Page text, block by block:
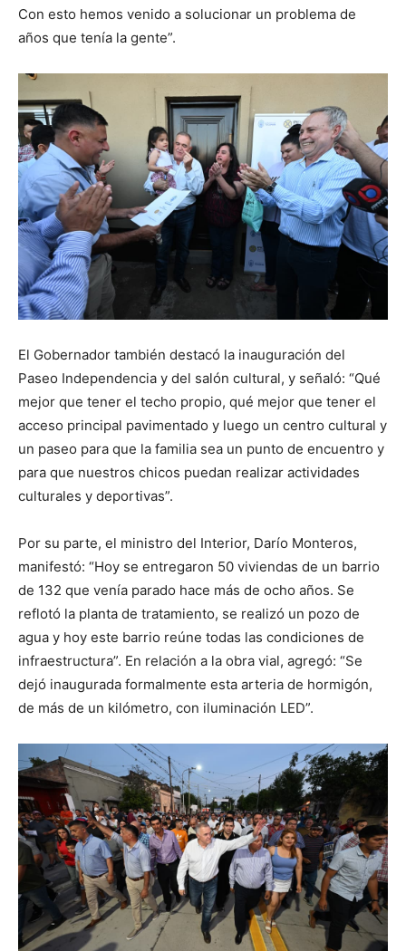
Con esto hemos venido a solucionar un problema de
años que tenía la gente”.
El Gobernador también destacó la inauguración del
Paseo Independencia y del salón cultural, y señaló: “Qué
mejor que tener el techo propio, qué mejor que tener el
acceso principal pavimentado y luego un centro cultural y
un paseo para que la familia sea un punto de encuentro y
para que nuestros chicos puedan realizar actividades
culturales y deportivas”.
Por su parte, el ministro del Interior, Darío Monteros,
manifestó: “Hoy se entregaron 50 viviendas de un barrio
de 132 que venía parado hace más de ocho años. Se
reflotó la planta de tratamiento, se realizó un pozo de
agua y hoy este barrio reúne todas las condiciones de
infraestructura”. En relación a la obra vial, agregó: “Se
dejó inaugurada formalmente esta arteria de hormigón,
de más de un kilómetro, con iluminación LED”.